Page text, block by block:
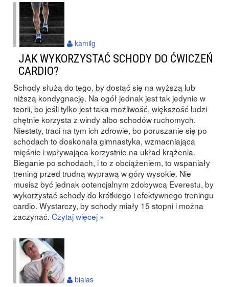
JAK WYKORZYSTAĆ SCHODY DO ĆWICZEŃ
CARDIO?
Schody służą do tego, by dostać się na wyższą lub
niższą kondygnację. Na ogół jednak jest tak jedynie w
teorii, bo jeśli tylko jest taka możliwość, większość ludzi
chętnie korzysta z windy albo schodów ruchomych.
Niestety, traci na tym ich zdrowie, bo poruszanie się po
schodach to doskonała gimnastyka, wzmacniająca
mięśnie i wpływająca korzystnie na układ krążenia.
Bieganie po schodach, i to z obciążeniem, to wspaniały
trening przed trudną wyprawą w góry wysokie. Nie
musisz być jednak potencjalnym zdobywcą Everestu, by
wykorzystać schody do krótkiego i efektywnego treningu
cardio. Wystarczy, by schody miały 15 stopni i można
zaczynać. Czytaj więcej »
kamilg
bialas